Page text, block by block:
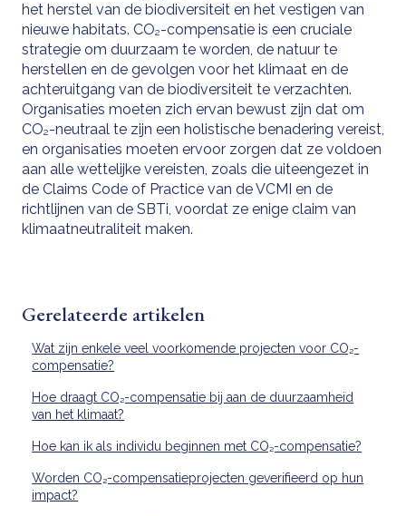
het herstel van de biodiversiteit en het vestigen van
nieuwe habitats. CO₂-compensatie is een cruciale
strategie om duurzaam te worden, de natuur te
herstellen en de gevolgen voor het klimaat en de
achteruitgang van de biodiversiteit te verzachten.
Organisaties moeten zich ervan bewust zijn dat om
CO₂-neutraal te zijn een holistische benadering vereist,
en organisaties moeten ervoor zorgen dat ze voldoen
aan alle wettelijke vereisten, zoals die uiteengezet in
de Claims Code of Practice van de VCMI en de
richtlijnen van de SBTi, voordat ze enige claim van
klimaatneutraliteit maken.
Gerelateerde artikelen
Wat zijn enkele veel voorkomende projecten voor CO₂-
compensatie?
Hoe draagt CO₂-compensatie bij aan de duurzaamheid
van het klimaat?
Hoe kan ik als individu beginnen met CO₂-compensatie?
Worden CO₂-compensatieprojecten geverifieerd op hun
impact?